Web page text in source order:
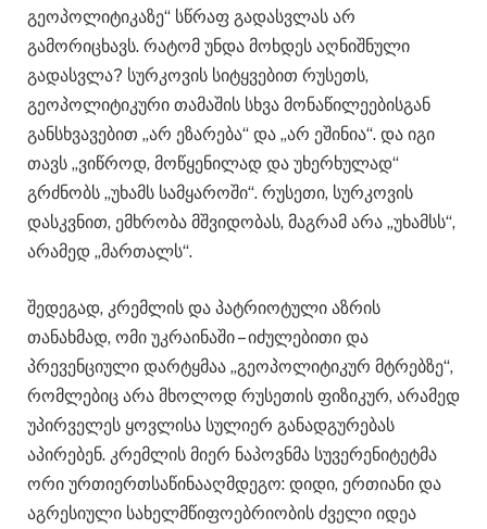
გეოპოლიტიკაზე“ სწრაფ გადასვლას არ
გამორიცხავს. რატომ უნდა მოხდეს აღნიშნული
გადასვლა? სურკოვის სიტყვებით რუსეთს,
გეოპოლიტიკური თამაშის სხვა მონაწილეებისგან
განსხვავებით „არ ეზარება“ და „არ ეშინია“. და იგი
თავს „ვიწროდ, მოწყენილად და უხერხულად“
გრძნობს „უხამს სამყაროში“. რუსეთი, სურკოვის
დასკვნით, ემხრობა მშვიდობას, მაგრამ არა „უხამსს“,
არამედ „მართალს“.
შედეგად, კრემლის და პატრიოტული აზრის
თანახმად, ომი უკრაინაში – იძულებითი და
პრევენციული დარტყმაა „გეოპოლიტიკურ მტრებზე“,
რომლებიც არა მხოლოდ რუსეთის ფიზიკურ, არამედ
უპირველეს ყოვლისა სულიერ განადგურებას
აპირებენ. კრემლის მიერ ნაპოვნმა სუვერენიტეტმა
ორი ურთიერთსაწინააღმდეგო: დიდი, ერთიანი და
აგრესიული სახელმწიფოებრიობის ძველი იდეა